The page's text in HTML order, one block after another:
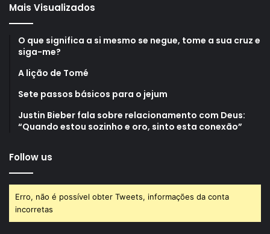
Mais Visualizados
O que significa a si mesmo se negue, tome a sua cruz e
siga-me?
A lição de Tomé
Sete passos básicos para o jejum
Justin Bieber fala sobre relacionamento com Deus:
“Quando estou sozinho e oro, sinto esta conexão”
Follow us
Erro, não é possível obter Tweets, informações da conta
incorretas